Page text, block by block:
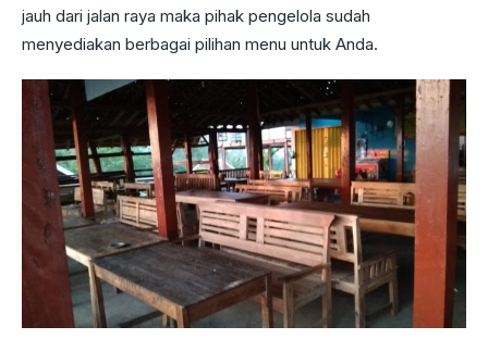
jauh dari jalan raya maka pihak pengelola sudah
menyediakan berbagai pilihan menu untuk Anda.